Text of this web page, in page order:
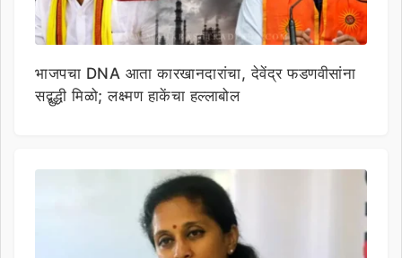
भाजपचा DNA आता कारखानदारांचा, देवेंद्र फडणवीसांना
सद्बुद्धी मिळो; लक्ष्मण हाकेंचा हल्लाबोल